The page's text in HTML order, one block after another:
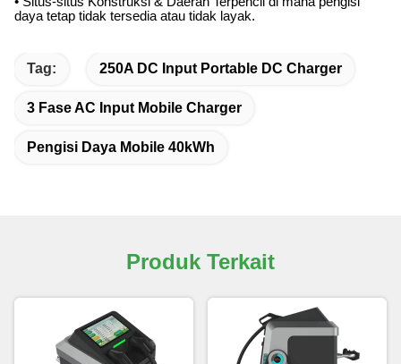
daya tetap tidak tersedia atau tidak layak.
Tag: 250A DC Input Portable DC Charger
3 Fase AC Input Mobile Charger
Pengisi Daya Mobile 40kWh
Produk Terkait